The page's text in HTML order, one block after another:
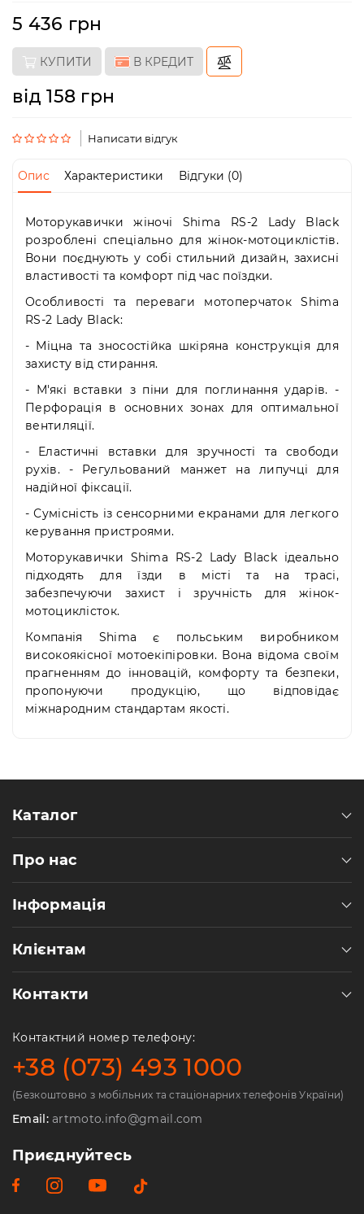
artmoto.info@gmail.com
Режим
роботи:
Пт
-
19:00
10:00
-
19:00
Нд
вихідний
5 436 грн
КУПИТИ В КРЕДИТ
від 158 грн
Написати відгук
Опис Характеристики Відгуки (0)
Моторукавички жіночі Shima RS-2 Lady Black
розроблені спеціально для жінок-мотоциклістів.
Вони поєднують у собі стильний дизайн, захисні
властивості та комфорт під час поїздки.
Особливості та переваги мотоперчаток Shima
RS-2 Lady Black:
- Міцна та зносостійка шкіряна конструкція для
захисту від стирання.
- М'які вставки з піни для поглинання ударів. -
Перфорація в основних зонах для оптимальної
вентиляції.
- Еластичні вставки для зручності та свободи
рухів. - Регульований манжет на липучці для
надійної фіксації.
- Сумісність із сенсорними екранами для легкого
керування пристроями.
Моторукавички Shima RS-2 Lady Black ідеально
підходять для їзди в місті та на трасі,
забезпечуючи захист і зручність для жінок-
мотоциклісток.
Компанія Shima є польським виробником
високоякісної мотоекіпіровки. Вона відома своїм
прагненням до інновацій, комфорту та безпеки,
пропонуючи продукцію, що відповідає
міжнародним стандартам якості.
Каталог
Про нас
Інформація
Клієнтам
Контакти
Контактний номер телефону:
+38 (073) 493 1000
(Безкоштовно з мобільних та стаціонарних телефонів України)
Email:artmoto.info@gmail.com
Приєднуйтесь